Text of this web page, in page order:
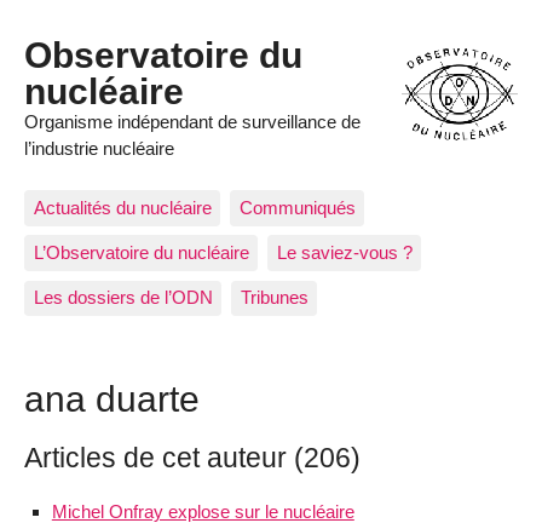
Observatoire du
nucléaire
Organisme indépendant de surveillance de
l’industrie nucléaire
Actualités du nucléaire Communiqués
L’Observatoire du nucléaire Le saviez-vous ?
Les dossiers de l’ODN Tribunes
ana duarte
Articles de cet auteur (206)
Michel Onfray explose sur le nucléaire